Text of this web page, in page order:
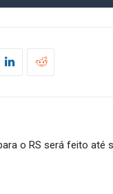
o RS será feito até